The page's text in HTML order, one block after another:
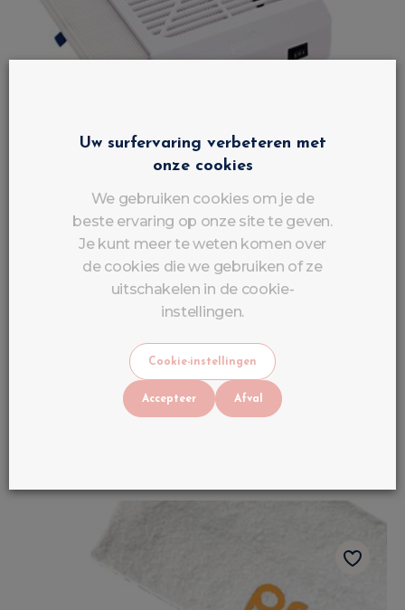
Promed Mini Nagelzuiger - Compacte &
Stille Stofafzuiger
Uw surfervaring verbeteren met
onze cookies
We gebruiken cookies om je de
beste ervaring op onze site te geven.
Je kunt meer te weten komen over
de cookies die we gebruiken of ze
uitschakelen in de cookie-
instellingen.
Cookie-instellingen
Accepteer Afval